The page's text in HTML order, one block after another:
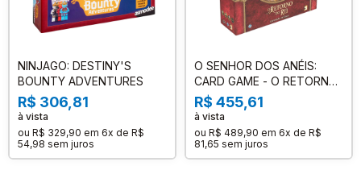
NINJAGO: DESTINY'S
BOUNTY ADVENTURES
R$ 306,81
à vista
ou R$ 329,90 em 6x de R$
54,98 sem juros
O SENHOR DOS ANÉIS:
CARD GAME - O RETORNO
DO REI (EXPANSÃO DE
SAGA)
R$ 455,61
à vista
ou R$ 489,90 em 6x de R$
81,65 sem juros